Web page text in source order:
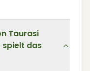
Taurasi
spielt das